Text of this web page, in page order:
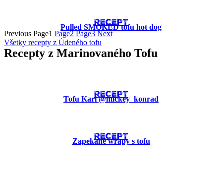
RECEPT
Pulled SMOKED tofu hot dog
Previous Page1 Page2 Page3 Next
Všetky recepty z Údeného tofu
Recepty z Marinovaného Tofu
RECEPT
Tofu Kari @mickey_konrad
RECEPT
Zapekané wrapy s tofu